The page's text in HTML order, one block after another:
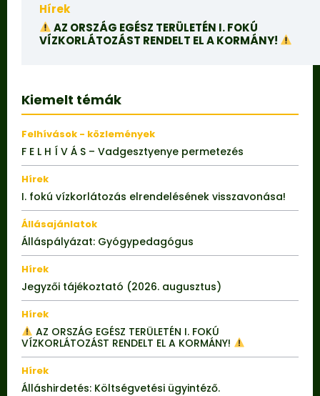
Hírek
AZ ORSZÁG EGÉSZ TERÜLETÉN I. FOKÚ
VÍZKORLÁTOZÁST RENDELT EL A KORMÁNY!
Kiemelt témák
Felhívások - közlemények
F E L H Í V Á S – Vadgesztyenye permetezés
Hírek
I. fokú vízkorlátozás elrendelésének visszavonása!
Állásajánlatok
Álláspályázat: Gyógypedagógus
Hírek
Jegyzői tájékoztató (2026. augusztus)
Hírek
AZ ORSZÁG EGÉSZ TERÜLETÉN I. FOKÚ
VÍZKORLÁTOZÁST RENDELT EL A KORMÁNY!
Hírek
Álláshirdetés: Költségvetési ügyintéző.